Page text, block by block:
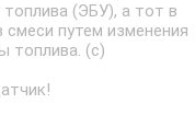
(ЭБУ), а тот в
путем изменения
топлива. (с)